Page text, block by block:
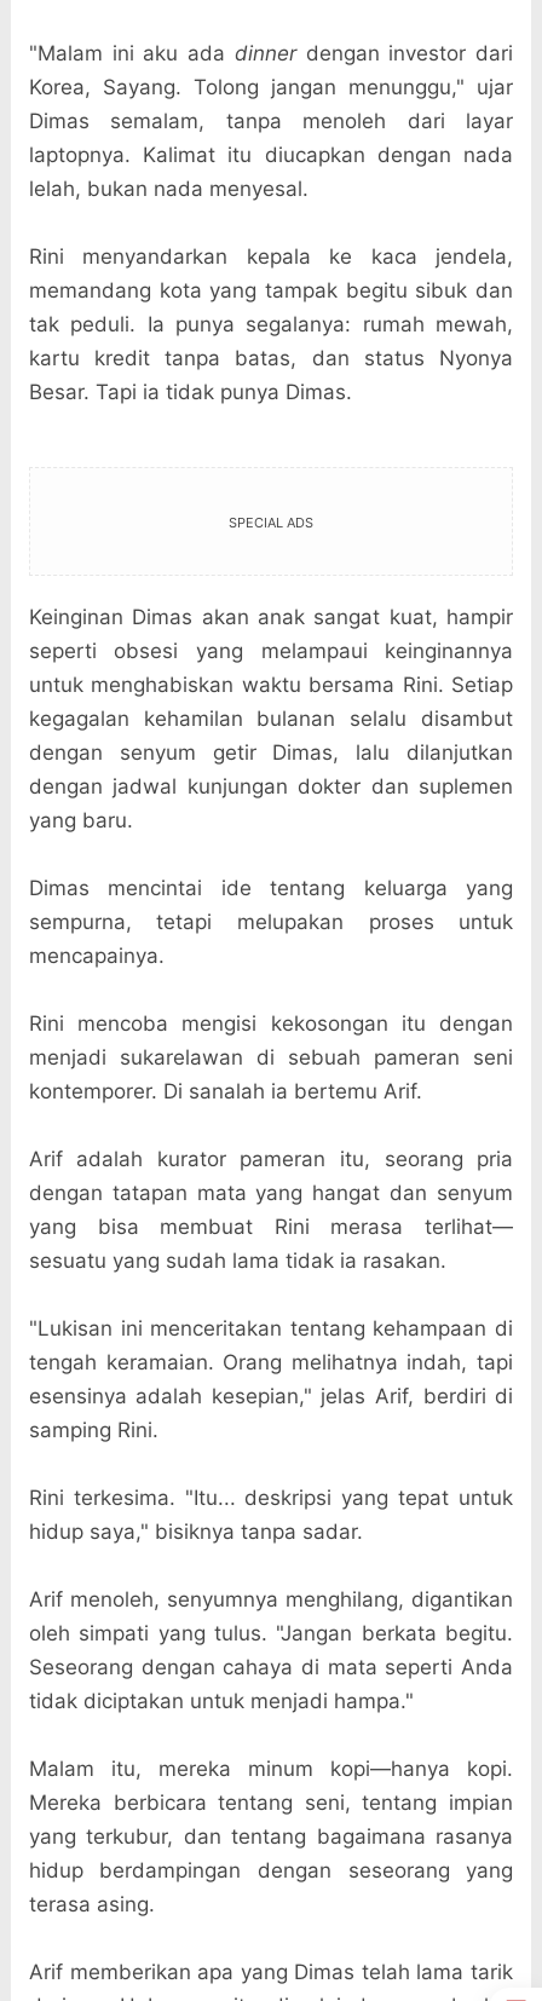
"Malam ini aku ada dinnerdengan investor dari
Korea, Sayang. Tolong jangan menunggu," ujar
Dimas semalam, tanpa menoleh dari layar
laptopnya. Kalimat itu diucapkan dengan nada
lelah, bukan nada menyesal.
Rini menyandarkan kepala ke kaca jendela,
memandang kota yang tampak begitu sibuk dan
tak peduli. Ia punya segalanya: rumah mewah,
kartu kredit tanpa batas, dan status Nyonya
Besar. Tapi ia tidak punya Dimas.
SPECIAL ADS
Keinginan Dimas akan anak sangat kuat, hampir
seperti obsesi yang melampaui keinginannya
untuk menghabiskan waktu bersama Rini. Setiap
kegagalan kehamilan bulanan selalu disambut
dengan senyum getir Dimas, lalu dilanjutkan
dengan jadwal kunjungan dokter dan suplemen
yang baru.
Dimas mencintai ide tentang keluarga yang
sempurna, tetapi melupakan proses untuk
mencapainya.
Rini mencoba mengisi kekosongan itu dengan
menjadi sukarelawan di sebuah pameran seni
kontemporer. Di sanalah ia bertemu Arif.
Arif adalah kurator pameran itu, seorang pria
dengan tatapan mata yang hangat dan senyum
yang bisa membuat Rini merasa terlihat—
sesuatu yang sudah lama tidak ia rasakan.
"Lukisan ini menceritakan tentang kehampaan di
tengah keramaian. Orang melihatnya indah, tapi
esensinya adalah kesepian," jelas Arif, berdiri di
samping Rini.
Rini terkesima. "Itu... deskripsi yang tepat untuk
hidup saya," bisiknya tanpa sadar.
Arif menoleh, senyumnya menghilang, digantikan
oleh simpati yang tulus. "Jangan berkata begitu.
Seseorang dengan cahaya di mata seperti Anda
tidak diciptakan untuk menjadi hampa."
Malam itu, mereka minum kopi—hanya kopi.
Mereka berbicara tentang seni, tentang impian
yang terkubur, dan tentang bagaimana rasanya
hidup berdampingan dengan seseorang yang
terasa asing.
Arif memberikan apa yang Dimas telah lama tarik